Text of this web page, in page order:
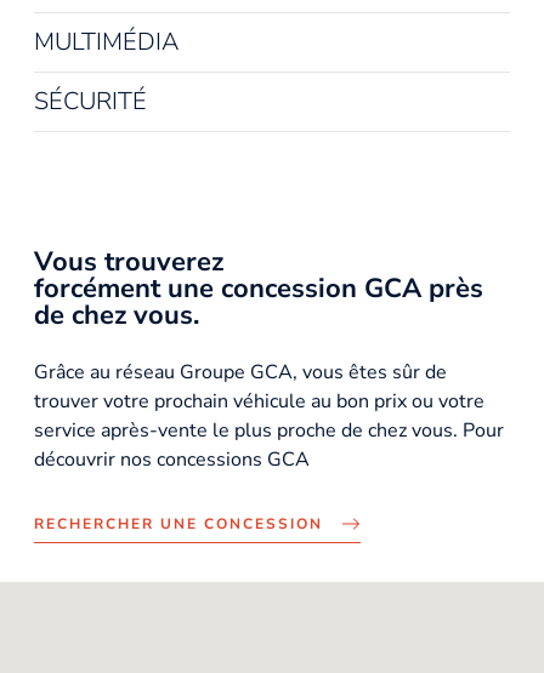
MULTIMÉDIA
SÉCURITÉ
Vous trouverez
forcément une concession GCA près
de chez vous.
Grâce au réseau Groupe GCA, vous êtes sûr de
trouver votre prochain véhicule au bon prix ou votre
service après-vente le plus proche de chez vous. Pour
découvrir nos concessions GCA
RECHERCHER UNE CONCESSION